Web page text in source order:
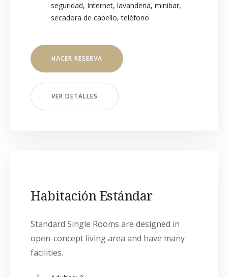
seguridad, Internet, lavanderia, minibar,
secadora de cabello,teléfono
HACER RESERVA
VER DETALLES
Habitación Estándar
Standard Single Rooms are designed in
open-concept living area and have many
facilities.